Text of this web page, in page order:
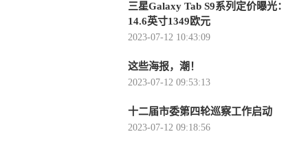
三星Galaxy Tab S9系列定价曝光：
14.6英寸1349欧元
2023-07-12 10:43:09
这些海报，潮！
2023-07-12 09:53:13
十二届市委第四轮巡察工作启动
2023-07-12 09:18:56